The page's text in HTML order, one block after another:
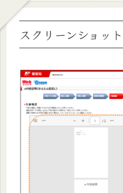
スクリーンショッ